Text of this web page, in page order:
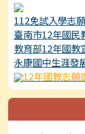
112免試入學志
臺南市12年國民
教育部12年國教
永康國中生涯發
12年國教志願